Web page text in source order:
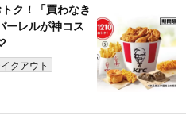
ク！「買わなき
ーレルが神コス
クアウト